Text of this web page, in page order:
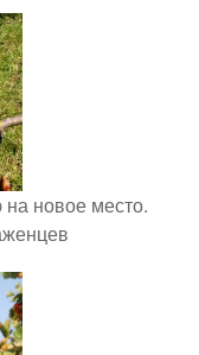
новое место.